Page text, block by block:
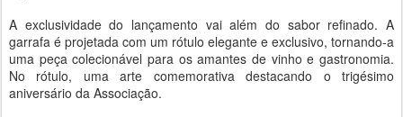
A exclusividade do lançamento vai além do sabor refinado. A
garrafa é projetada com um rótulo elegante e exclusivo, tornando-a
uma peça colecionável para os amantes de vinho e gastronomia.
No rótulo, uma arte comemorativa destacando o trigésimo
aniversário da Associação.